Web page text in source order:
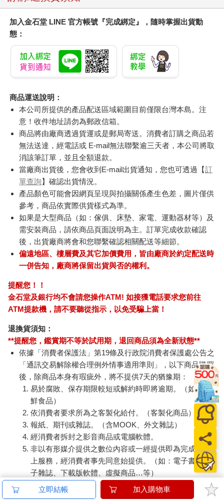
加入金石堂 LINE 官方帳號『完成綁定』，隨時掌握出貨動
態：
商品運送說明：
本公司所提供的產品配送區域範圍目前僅限台灣本島。注
意！收件地址請勿為郵政信箱。
商品將由廠商透過貨運或是郵局寄送。消費者訂購之商品若
無法送達，經電話或 E-mail無法聯繫逾三天者，本公司將取
消該筆訂單，並且全額退款。
當廠商出貨後，您會收到E-mail出貨通知，您也可透過【訂
單查詢】確認出貨情況。
產品顏色可能會因網頁呈現與拍攝關係產生色差，圖片僅供
參考，商品依實際供貨樣式為準。
如果是大型商品（如：傢俱、床墊、家電、運動器材等）及
需安裝商品，請依商品頁面說明為主。訂單完成收款確認
後，出貨廠商將會和您聯繫確認相關配送等細節。
偏遠地區、樓層費及其它加價費用，皆由廠商於約定配送時
一併告知，廠商將保留出貨與否的權利。
提醒您！！
金石堂及銀行均不會請您操作ATM! 如接獲電話要求您前往
ATM提款機，請不要聽從指示，以免受騙上當！
退換貨須知：
**提醒您，鑑賞期不等於試用期，退回商品須為全新狀態**
依據「消費者保護法」第19條及行政院消費者保護處公告之
「通訊交易解除權合理例外情事適用準則」，以下商品購買
後，除商品本身有瑕疵外，將不提供7天的猶豫期：
易於腐敗、保存期限較短或解約時即將逾期。（如：生
鮮食品）
依消費者要求所為之客製化給付。（客製化商品）
報紙、期刊或雜誌。（含MOOK、外文雜誌）
經消費者拆封之影音商品或電腦軟體。
非以有形媒介提供之數位內容或一經提供即為完成之線
上服務，經消費者事先同意始提供。（如：電子書、電
子雜誌、下載版軟體、虛擬商品…等）
已拆封之個人衛生用品。（如：內衣褲、刮鬍刀、除毛
刀…等）
立即結帳 加入購物車